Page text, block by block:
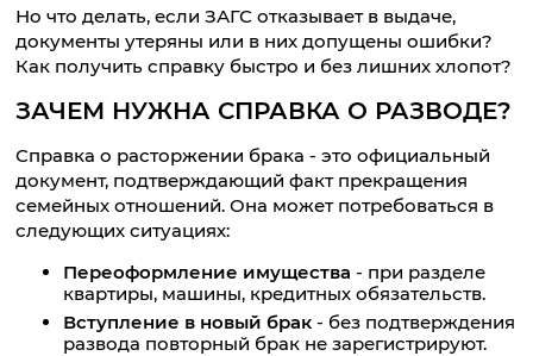
Но что делать, если ЗАГС отказывает в выдаче,
документы утеряны или в них допущены ошибки?
Как получить справку быстро и без лишних хлопот?
ЗАЧЕМ НУЖНА СПРАВКА О РАЗВОДЕ?
Справка о расторжении брака - это официальный
документ, подтверждающий факт прекращения
семейных отношений. Она может потребоваться в
следующих ситуациях:
Переоформление имущества - при разделе
квартиры, машины, кредитных обязательств.
Вступление в новый брак - без подтверждения
развода повторный брак не зарегистрируют.